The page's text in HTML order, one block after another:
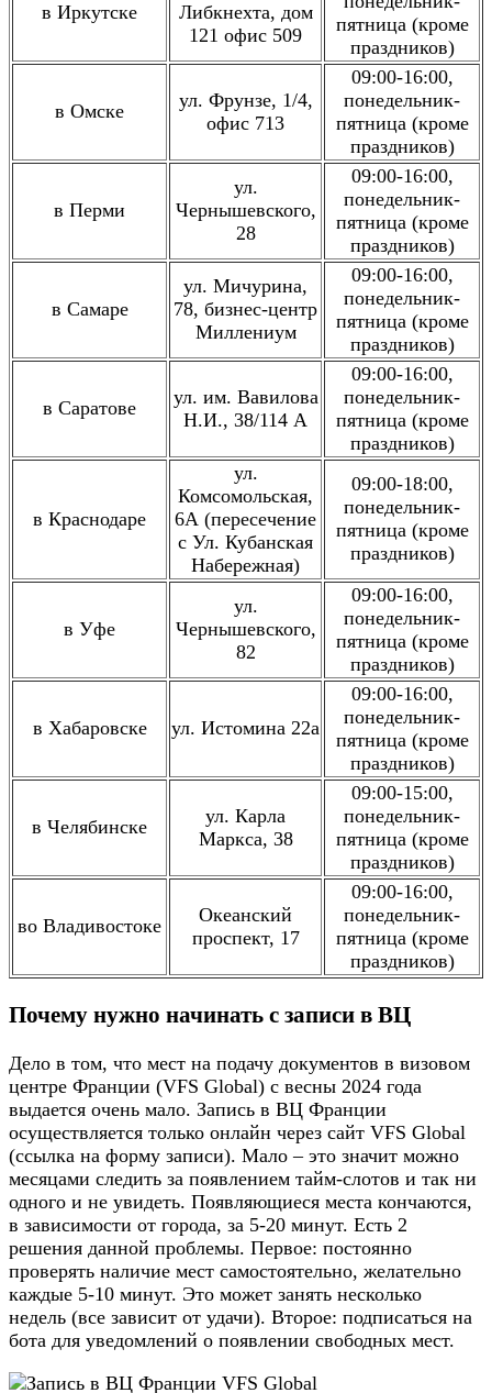
в Иркутске
Либкнехта, дом
121 офис 509
пятница (кроме
праздников)
в Омске
ул. Фрунзе, 1/4,
офис 713
09:00-16:00,
понедельник-
пятница (кроме
праздников)
в Перми
ул.
Чернышевского,
28
09:00-16:00,
понедельник-
пятница (кроме
праздников)
в Самаре
ул. Мичурина,
78, бизнес-центр
Миллениум
09:00-16:00,
понедельник-
пятница (кроме
праздников)
в Саратове
ул. им. Вавилова
Н.И., 38/114 A
09:00-16:00,
понедельник-
пятница (кроме
праздников)
в Краснодаре
ул.
Комсомольская,
6А (пересечение
с Ул. Кубанская
Набережная)
09:00-18:00,
понедельник-
пятница (кроме
праздников)
в Уфе
ул.
Чернышевского,
82
09:00-16:00,
понедельник-
пятница (кроме
праздников)
в Хабаровске ул. Истомина 22a
09:00-16:00,
понедельник-
пятница (кроме
праздников)
в Челябинске
ул. Карла
Маркса, 38
09:00-15:00,
понедельник-
пятница (кроме
праздников)
во Владивостоке
Океанский
проспект, 17
09:00-16:00,
понедельник-
пятница (кроме
праздников)
Почему нужно начинать с записи в ВЦ
Дело в том, что мест на подачу документов в визовом
центре Франции (VFS Global) с весны 2024 года
выдается очень мало. Запись в ВЦ Франции
осуществляется только онлайн через сайт VFS Global
(ссылка на форму записи). Мало – это значит можно
месяцами следить за появлением тайм-слотов и так ни
одного и не увидеть. Появляющиеся места кончаются,
в зависимости от города, за 5-20 минут. Есть 2
решения данной проблемы. Первое: постоянно
проверять наличие мест самостоятельно, желательно
каждые 5-10 минут. Это может занять несколько
недель (все зависит от удачи). Второе: подписаться на
бота для уведомлений о появлении свободных мест.